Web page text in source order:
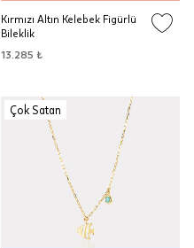
Kırmızı Altın Kelebek Figürlü
Bileklik
13.285 ₺
Çok Satan